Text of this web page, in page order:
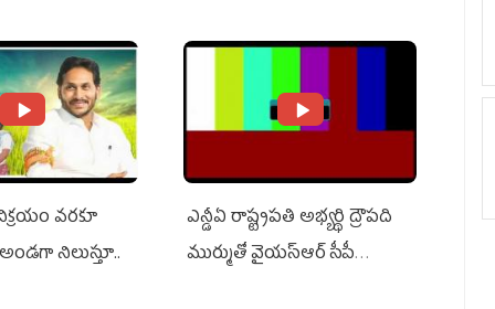
వరకూ
నిలుస్తూ..
ఎన్డీఏ రాష్ట్ర‌ప‌తి అభ్య‌ర్థి ద్రౌప‌ది
ముర్ముతో వైయ‌స్ఆర్ సీపీ